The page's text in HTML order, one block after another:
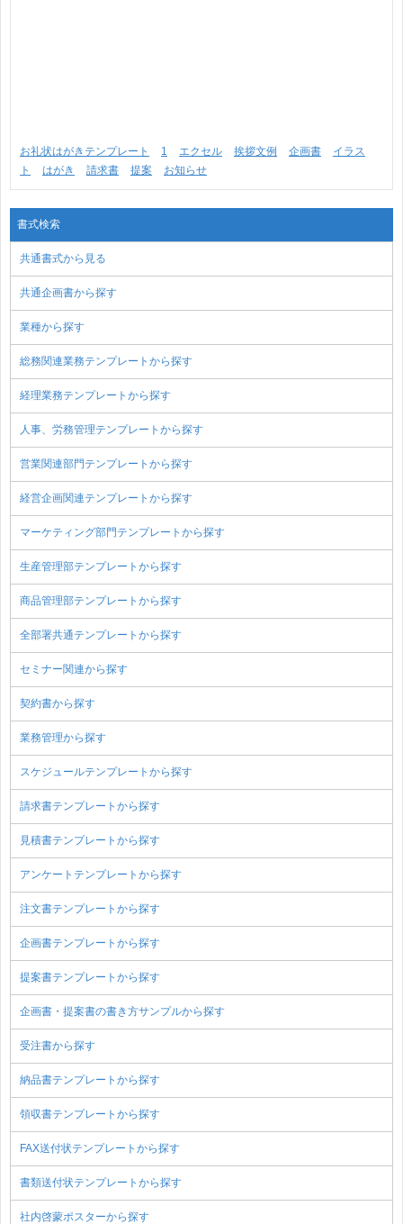
お礼状はがきテンプレート 1 エクセル 挨拶文例 企画書
イラス
ト
はがき 請求書 提案 お知らせ
書式検索
共通書式から見る
共通企画書から探す
業種から探す
総務関連業務テンプレートから探す
経理業務テンプレートから探す
人事、労務管理テンプレートから探す
営業関連部門テンプレートから探す
経営企画関連テンプレートから探す
マーケティング部門テンプレートから探す
生産管理部テンプレートから探す
商品管理部テンプレートから探す
全部署共通テンプレートから探す
セミナー関連から探す
契約書から探す
業務管理から探す
スケジュールテンプレートから探す
請求書テンプレートから探す
見積書テンプレートから探す
アンケートテンプレートから探す
注文書テンプレートから探す
企画書テンプレートから探す
提案書テンプレートから探す
企画書・提案書の書き方サンプルから探す
受注書から探す
納品書テンプレートから探す
領収書テンプレートから探す
FAX送付状テンプレートから探す
書類送付状テンプレートから探す
社内啓蒙ポスターから探す